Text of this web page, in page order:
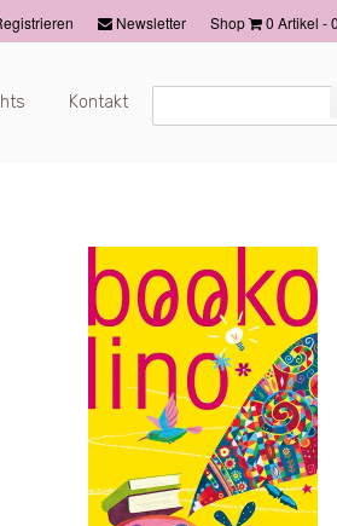
Shop 0 Artikel -
Newsletter
Kontakt